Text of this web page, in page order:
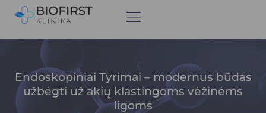
Endoskopiniai Tyrimai – modernus būdas
užbėgti už akių klastingoms vėžinėms
ligoms